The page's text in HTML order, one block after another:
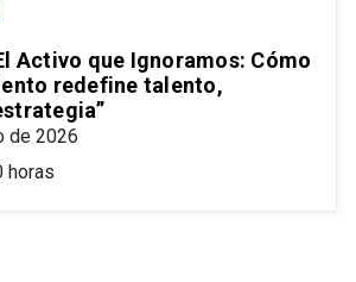
Activo que Ignoramos: Cómo
redefine talento,
de 2026
horas